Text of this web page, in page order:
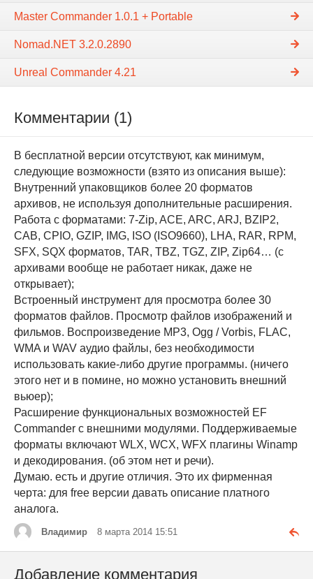
Master Commander 1.0.1 + Portable
Nomad.NET 3.2.0.2890
Unreal Commander 4.21
Комментарии (1)
В бесплатной версии отсутствуют, как минимум,
следующие возможности (взято из описания выше):
Внутренний упаковщиков более 20 форматов
архивов, не используя дополнительные расширения.
Работа с форматами: 7-Zip, ACE, ARC, ARJ, BZIP2,
CAB, CPIO, GZIP, IMG, ISO (ISO9660), LHA, RAR, RPM,
SFX, SQX форматов, TAR, TBZ, TGZ, ZIP, Zip64… (с
архивами вообще не работает никак, даже не
открывает);
Встроенный инструмент для просмотра более 30
форматов файлов. Просмотр файлов изображений и
фильмов. Воспроизведение MP3, Ogg / Vorbis, FLAC,
WMA и WAV аудио файлы, без необходимости
использовать какие-либо другие программы. (ничего
этого нет и в помине, но можно установить внешний
вьюер);
Расширение функциональных возможностей EF
Commander с внешними модулями. Поддерживаемые
форматы включают WLX, WCX, WFX плагины Winamp
и декодирования. (об этом нет и речи).
Думаю. есть и другие отличия. Это их фирменная
черта: для free версии давать описание платного
аналога.
Владимир 8 марта 2014 15:51
Добавление комментария